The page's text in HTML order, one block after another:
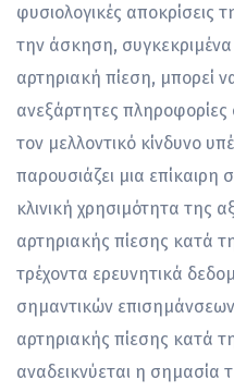
φυσιολογικές αποκρίσεις
την άσκηση,
αρτηριακή πίεση, μπορεί
ανεξάρτητες πληροφορίες
τον μελλοντικό κίνδυνο
παρουσιάζει μια επίκαιρη
κλινική χρησιμότητα της
αρτηριακής πίεσης κατά
τρέχοντα ερευνητικά
σημαντικών
αρτηριακής πίεσης κατά
αναδεικνύεται η σημασία